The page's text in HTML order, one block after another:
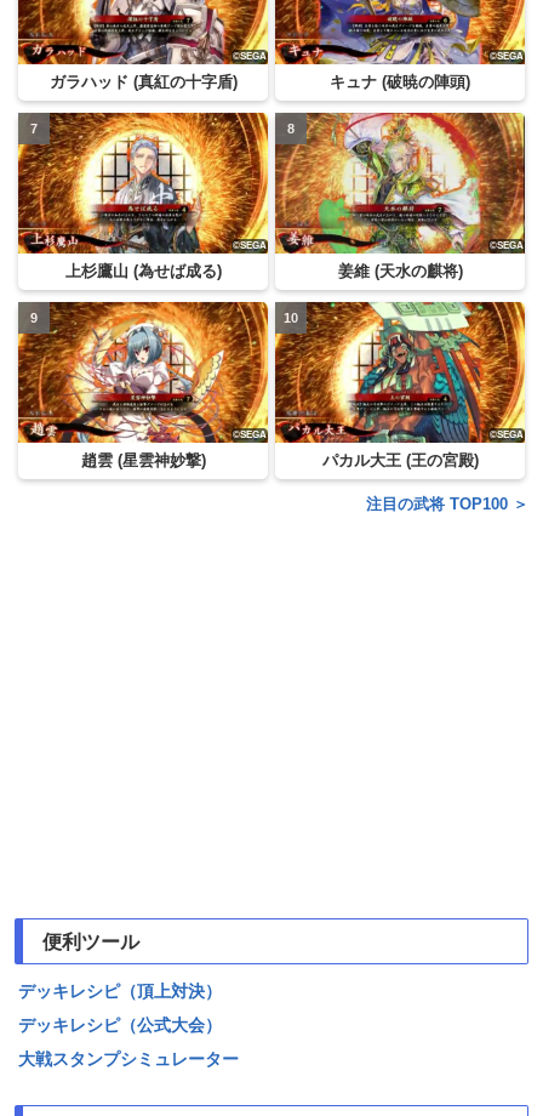
ガラハッド (真紅の十字盾) キュナ (破暁の陣頭)
上杉鷹山 (為せば成る) 姜維 (天水の麒将)
趙雲 (星雲神妙撃) パカル大王 (王の宮殿)
注目の武将 TOP100 ＞
便利ツール
デッキレシピ（頂上対決）
デッキレシピ（公式大会）
大戦スタンプシミュレーター